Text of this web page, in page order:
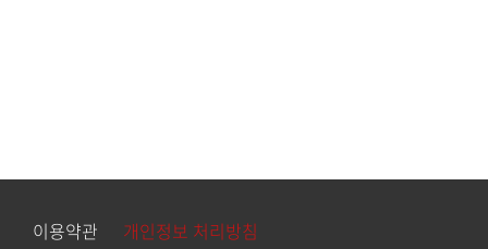
이용약관 개인정보 처리방침